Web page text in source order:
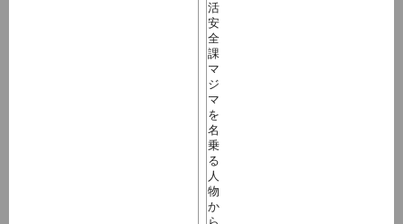
活
安
全
課
マ
ジ
マ
を
名
乗
る
人
物
か